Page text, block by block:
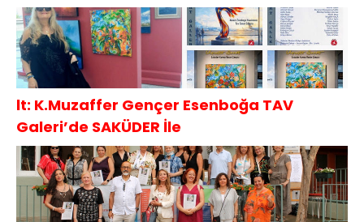
lt: K.Muzaffer Gençer Esenboğa TAV
Galeri’de SAKÜDER İle